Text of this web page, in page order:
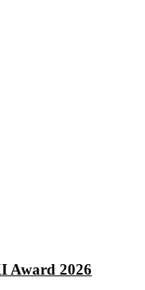
Award 2026